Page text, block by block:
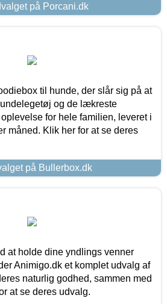
på Porcani.dk
til hunde, der slår sig på at
og de lækreste
for hele familien, leveret i
måned. Klik her for at se deres
på Bullerbox.dk
at holde dine yndlings venner
Animigo.dk et komplet udvalg af
naturlig godhed, sammen med
at se deres udvalg.